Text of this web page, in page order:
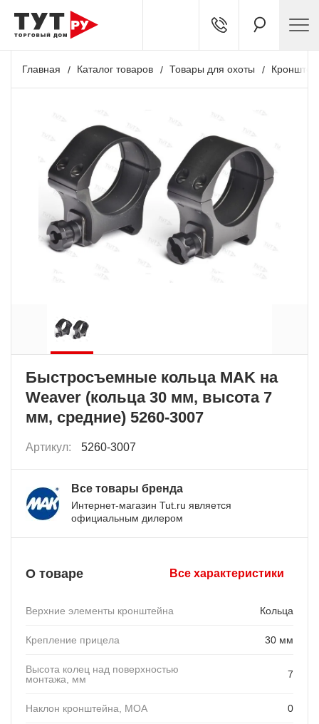
Главная Каталог товаров Товары для охоты
Быстросъемные кольца MAK на
Weaver (кольца 30 мм, высота 7
мм, средние) 5260-3007
Артикул: 5260-3007
Все товары бренда
Интернет-магазин Tut.ru является
официальным дилером
О товаре Все характеристики
Верхние элементы кронштейна Кольца
Крепление прицела 30 мм
Высота колец над поверхностью
монтажа, мм
7
Наклон кронштейна, MOA 0